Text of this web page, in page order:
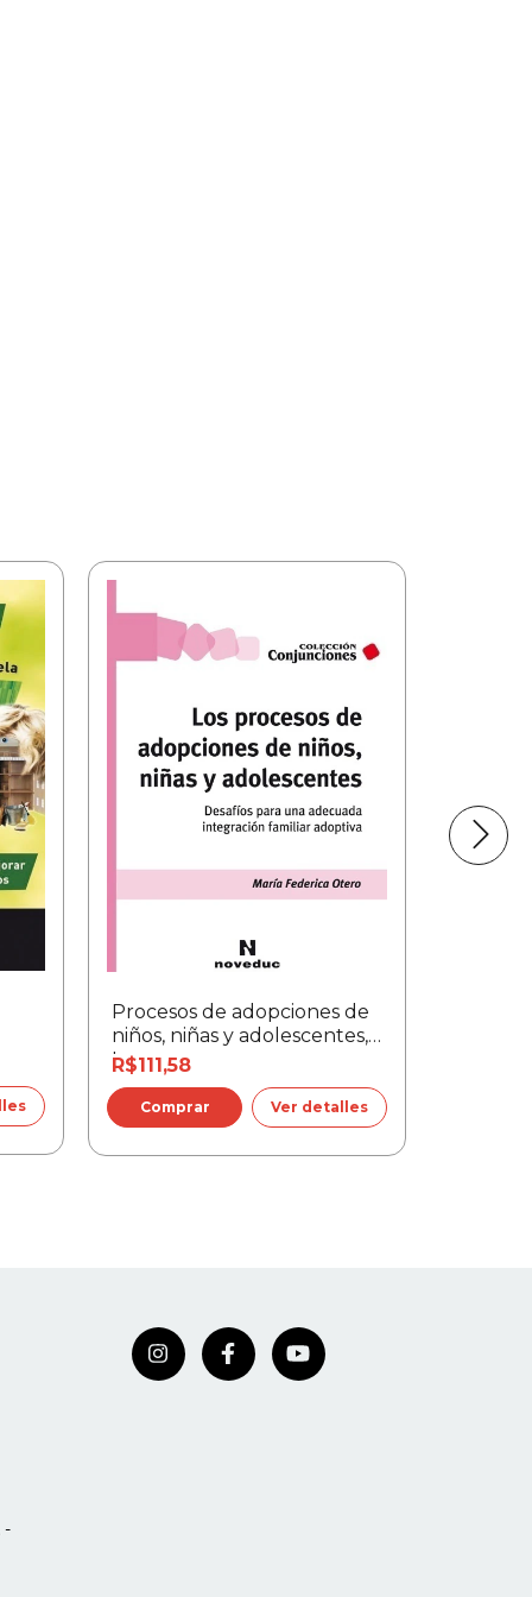
Procesos de adopciones de
niños, niñas y adolescentes,
Los
R$111,58
Ver detalles
-